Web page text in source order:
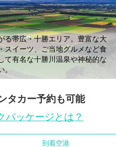
る帯広・十勝エリア。豊富な大
スイーツ、ご当地グルメなど食
て有名な十勝川温泉や神秘的な
タカー予約も可能
パッケージとは？
到着空港